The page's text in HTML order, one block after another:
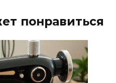
понравиться